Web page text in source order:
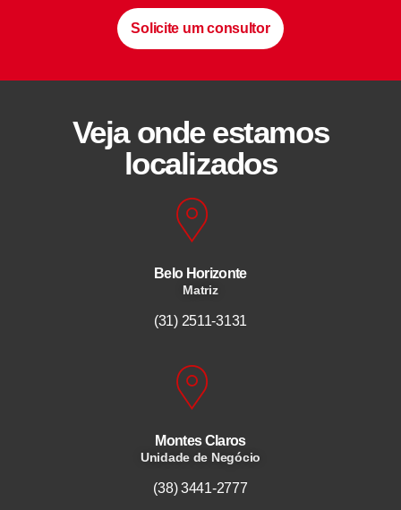
Solicite um consultor
Veja onde estamos
localizados
Belo Horizonte
Matriz
(31) 2511-3131
Montes Claros
Unidade de Negócio
(38) 3441-2777